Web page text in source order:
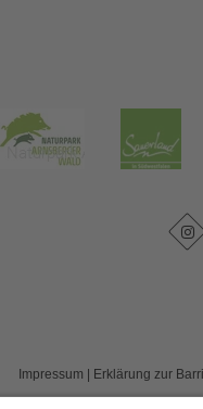
Impressum Erklärung zur